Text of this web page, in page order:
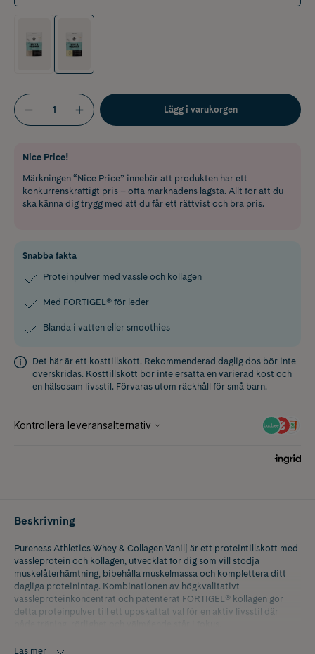
Lägg i varukorgen
Nice Price!
Märkningen “Nice Price” innebär att produkten har ett
konkurrenskraftigt pris – ofta marknadens lägsta. Allt för att du
ska känna dig trygg med att du får ett rättvist och bra pris.
Snabba fakta
Proteinpulver med vassle och kollagen
Med FORTIGEL® för leder
Blanda i vatten eller smoothies
Det här är ett kosttillskott. Rekommenderad daglig dos bör inte
överskridas. Kosttillskott bör inte ersätta en varierad kost och
en hälsosam livsstil. Förvaras utom räckhåll för små barn.
Beskrivning
Pureness Athletics Whey & Collagen Vanilj är ett proteintillskott med
vassleprotein och kollagen, utvecklat för dig som vill stödja
muskelåterhämtning, bibehålla muskelmassa och komplettera ditt
dagliga proteinintag. Kombinationen av högkvalitativt
vassleproteinkoncentrat och patenterat FORTIGEL® kollagen gör
detta proteinpulver till ett uppskattat val för en aktiv livsstil där
Den krämiga vaniljsmaken gör proteinshaken enkel att använda efter
Läs mer